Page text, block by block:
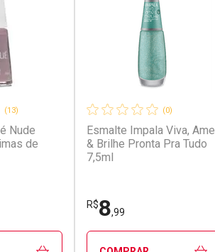
(13)
Nude
de
(0)
Esmalte Impala Viva, Ame
& Brilhe Pronta Pra Tudo
7,5ml
R$8,99